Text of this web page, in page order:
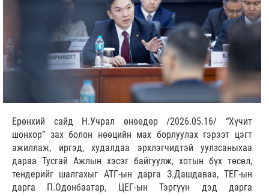
Ерөнхий сайд Н.Учрал өнөөдөр /2026.05.16/ “Хүчит
шонхор” зах болон нөөцийн мах борлуулах гэрээт цэгт
ажиллаж, иргэд, худалдаа эрхлэгчидтэй уулзсаныхаа
дараа Тусгай Ажлын хэсэг байгуулж, хотын бүх төсөл,
тендерийг шалгахыг АТГ-ын дарга З.Дашдаваа, ТЕГ-ын
дарга П.Одонбаатар, ЦЕГ-ын Тэргүүн дэд дарга